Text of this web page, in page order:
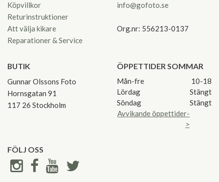
Köpvillkor
Returinstruktioner
Att välja kikare
Reparationer & Service
info@gofoto.se
Org.nr: 556213-0137
BUTIK
Gunnar Olssons Foto
Hornsgatan 91
117 26 Stockholm
ÖPPETTIDER SOMMAR
Mån-fre
10-18
Lördag
Stängt
Söndag
Stängt
Avvikande öppettider-
>
FÖLJ OSS